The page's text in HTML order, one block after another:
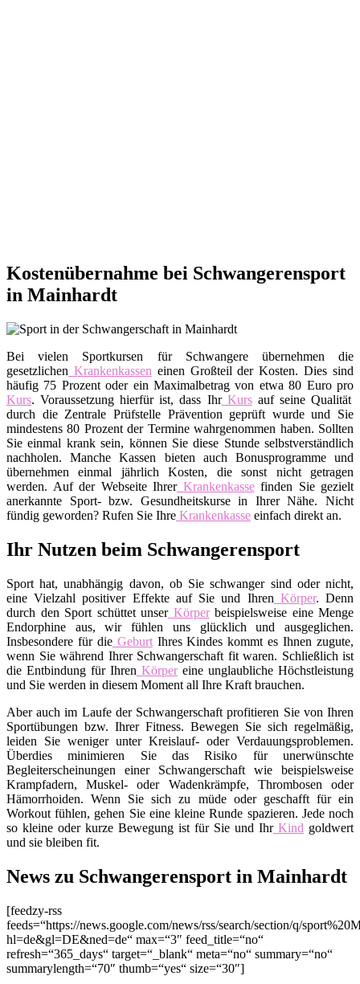
Kostenübernahme bei Schwangerensport
in Mainhardt
Bei vielen Sportkursen für Schwangere übernehmen die
gesetzlichen Krankenkassen einen Großteil der Kosten. Dies sind
häufig 75 Prozent oder ein Maximalbetrag von etwa 80 Euro pro
Kurs. Voraussetzung hierfür ist, dass IhrKursauf seine Qualität
durch die Zentrale Prüfstelle Prävention geprüft wurde und Sie
mindestens 80 Prozent der Termine wahrgenommen haben. Sollten
Sie einmal krank sein, können Sie diese Stunde selbstverständlich
nachholen. Manche Kassen bieten auch Bonusprogramme und
übernehmen einmal jährlich Kosten, die sonst nicht getragen
werden. Auf der Webseite IhrerKrankenkassefinden Sie gezielt
anerkannte Sport- bzw. Gesundheitskurse in Ihrer Nähe. Nicht
fündig geworden? Rufen Sie Ihre Krankenkasse einfach direkt an.
Ihr Nutzen beim Schwangerensport
Sport hat, unabhängig davon, ob Sie schwanger sind oder nicht,
eine Vielzahl positiver Effekte auf Sie und Ihren Körper. Denn
durch den Sport schüttet unserKörperbeispielsweise eine Menge
Endorphine aus, wir fühlen uns glücklich und ausgeglichen.
Insbesondere für dieGeburtIhres Kindes kommt es Ihnen zugute,
wenn Sie während Ihrer Schwangerschaft fit waren. Schließlich ist
die Entbindung für Ihren Körpereine unglaubliche Höchstleistung
und Sie werden in diesem Moment all Ihre Kraft brauchen.
Aber auch im Laufe der Schwangerschaft profitieren Sie von Ihren
Sportübungen bzw. Ihrer Fitness. Bewegen Sie sich regelmäßig,
leiden Sie weniger unter Kreislauf- oder Verdauungsproblemen.
Überdies minimieren Sie das Risiko für unerwünschte
Begleiterscheinungen einer Schwangerschaft wie beispielsweise
Krampfadern, Muskel- oder Wadenkrämpfe, Thrombosen oder
Hämorrhoiden. Wenn Sie sich zu müde oder geschafft für ein
Workout fühlen, gehen Sie eine kleine Runde spazieren. Jede noch
so kleine oder kurze Bewegung ist für Sie und IhrKind goldwert
und sie bleiben fit.
News zu Schwangerensport in Mainhardt
[feedzy-rss
feeds=“https://news.google.com/news/rss/search/section/q/
hl=de&gl=DE&ned=de“ max=“3″ feed_title=“no“
refresh=“365_days“ target=“_blank“ meta=“no“ summary=“no“
summarylength=“70″ thumb=“yes“ size=“30″]